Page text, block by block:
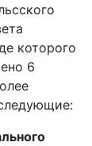
которого
6